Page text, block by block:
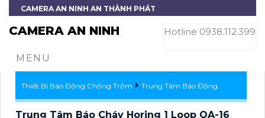
CAMERA AN NINH AN THÀNH PHÁT
CAMERA AN NINH Hotline 0938.112.399
MENU
Thiết Bị Báo Động Chống Trộm Trung Tâm Báo Động
Trung Tâm Báo Cháy Horing 1 Loop QA-16